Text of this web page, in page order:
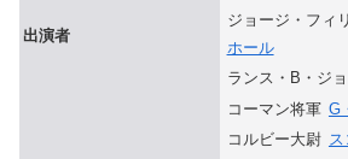
出演者
ジョージ・フィ
ホール
ランス・B・ジ
コーマン将軍 G
コルビー大尉